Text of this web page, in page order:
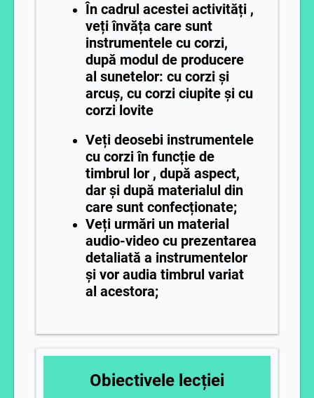
În cadrul acestei activități ,
veți învăța care sunt
instrumentele cu corzi,
după modul de producere
al sunetelor: cu corzi și
arcuș, cu corzi ciupite și cu
corzi lovite
Veți deosebi instrumentele
cu corzi în funcție de
timbrul lor , după aspect,
dar și după materialul din
care sunt confecționate;
Veți urmări un material
audio-video cu prezentarea
detaliată a instrumentelor
și vor audia timbrul variat
al acestora;
Obiectivele lecției